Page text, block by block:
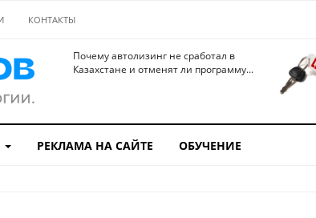
КОНТАКТЫ
Почему автолизинг не сработал в
Казахстане и отменят ли программу...
РЕКЛАМА НА САЙТЕ ОБУЧЕНИЕ